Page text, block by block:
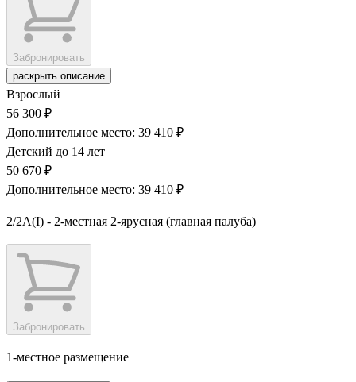
Забронировать
раскрыть описание
Взрослый
56 300 ₽
Дополнительное место: 39 410 ₽
Детский до 14 лет
50 670 ₽
Дополнительное место: 39 410 ₽
2/2А(I) - 2-местная 2-ярусная (главная палуба)
Забронировать
1-местное размещение